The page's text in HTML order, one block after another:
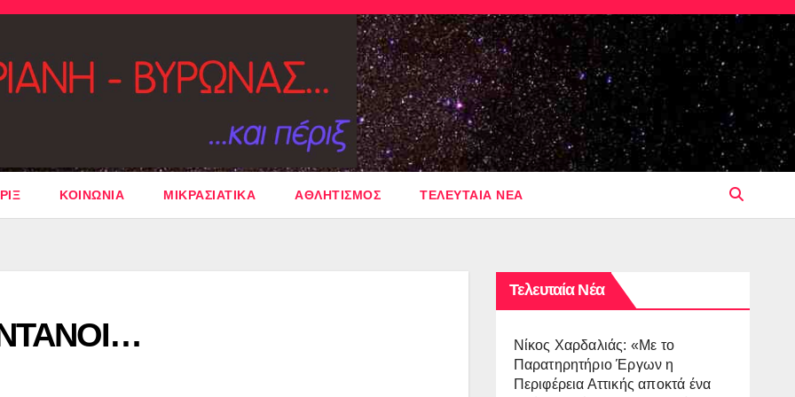
ΚΟΙΝΩΝΙΑ ΜΙΚΡΑΣΙΑΤΙΚΑ ΑΘΛΗΤΙΣΜΟΣ ΤΕΛΕΥΤΑΙΑ ΝΕΑ
Τελευταία Νέα
Νίκος Χαρδαλιάς: «Με το
Παρατηρητήριο Έργων η
Περιφέρεια Αττικής αποκτά ένα